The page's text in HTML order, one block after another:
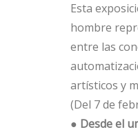
Esta
hombre
entre las
artísticos y
(Del 7 de
● Desde el